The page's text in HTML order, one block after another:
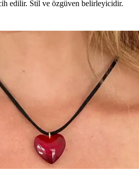
edilir. Stil ve özgüven belirleyicidir.